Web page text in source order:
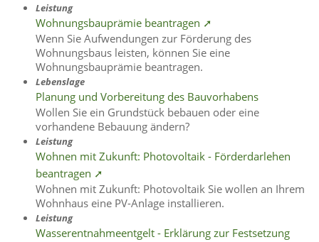
Leistung
Wohnungsbauprämie beantragen ➚
Wenn Sie Aufwendungen zur Förderung des
Wohnungsbaus leisten, können Sie eine
Wohnungsbauprämie beantragen.
Lebenslage
Planung und Vorbereitung des Bauvorhabens
Wollen Sie ein Grundstück bebauen oder eine
vorhandene Bebauung ändern?
Leistung
Wohnen mit Zukunft: Photovoltaik - Förderdarlehen
beantragen ➚
Wohnen mit Zukunft: Photovoltaik Sie wollen an Ihrem
Wohnhaus eine PV-Anlage installieren.
Leistung
Wasserentnahmeentgelt - Erklärung zur Festsetzung